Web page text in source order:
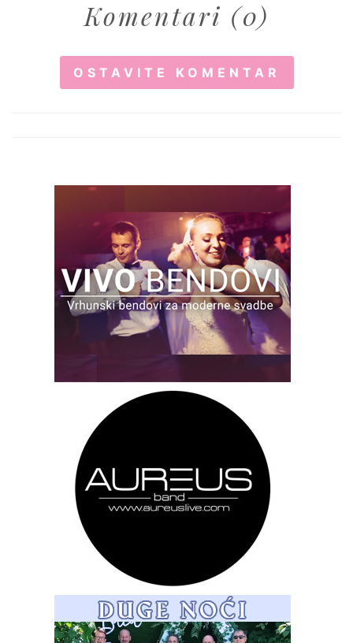
Komentari (0)
OSTAVITE KOMENTAR